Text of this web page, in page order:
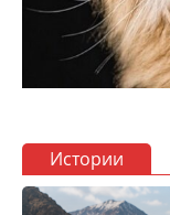
Истории